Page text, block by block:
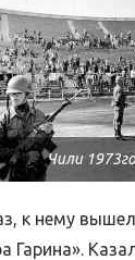
Чили
к нему
Гарина».